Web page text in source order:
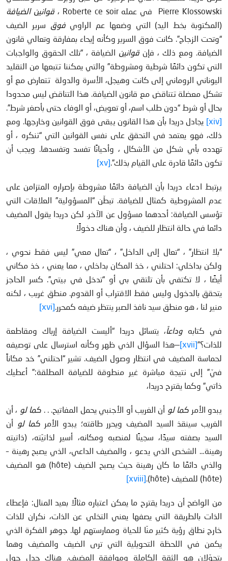
Pierre Klossowski في عمله Roberte ce soir ،
قوانين الضيافة
(المكتوبة بخط اليد) التي وضعها عم الراويفوق سرير الضيف
“وتحت الزجاج”. كانت فوق السرير وكأنه إيحاء بمفارقة وتعالي قانون
الضيافة. ومع ذلك ، فإنقوانين الضيافة ، “تلك الحقوق والواجبات
التي تكون دائمًا شرطية ومشروطة” والتي يمكننا تتبعها من التقليد
اليوناني الروماني إلى كانت وهيجل، الأسرة والدولة تتعارض مع أو
تشكل معضلة تتناقض مع قانون الضيافة. هذا التناقض ليس محدودا
بحال أو شرط “دون طلب اسم، أو تعويض، أو الوفاء حتى بأصغر شرط”.
[xiv]
يجادل دريدا بأن هذا القانون يبقى فوق القوانين وخارجها. ومع
ذلك، فهو يعتمد في التحقق على نفس القوانين التي “تنكره ، أو
تهدده بأي شكل من الأشكال ، وأحيانًا تفسد وتفسدها. ويجب أن
تكون دائمًا قادرة على القيام بذلك”.[xv]
يرتبط ادعاء دريدا بأن الضيافة دائمًا مشروطة بإصراره المتزامن على
عدم المشروطية كمثال للضيافة. تبطّن “المسؤولية” العلاقات التي
تؤسس الضيافة: أحدهما مسؤول عن الآخر. لكن دريدا يقول المضيف
دائما في حالة انتظار للضيف ، وأن هناك دخولًا
“بلا انتظار” ، “تعال إلى الداخل” ، “تعال معي” ليس فقط نحوي ،
ولكن بداخلي: احتلني ، خذ المكان بداخلي ، مما يعني ، خذ مكاني
أيضًا ، لا تكتفي بأن تلتقي بي أو “تدخل في بيتي”. كسر الحاجز
يتحقق بالدخول وليس فقط الاقتراب أو القدوم. منطق غريب ، لكنه
منير لنا ، هو منطق سيد نافذ الصبر ينتظر ضيفه كمحرر.[xvi]
في كتابه وداعاً، يتسائل دريدا “أليست الضيافة إرباك ومقاطعة
للذات؟”[xvii]
—هذا السؤال الذي ظهر وكأنه استرسال على توصيفه
لحماسة المضيف في انتظار وصول الضيف. تشير “احتلني” خد مكاناً
فيّ” إلى نتيجة مباشرة غير منطوقة للضيافة المطلقة:” أعطيك
ذاتي” وكما يقترح دريدا،
يبدو الأمر كما لو أن الغريب أو الأجنبي يحمل المفاتيح. . . كما لو ، أن
الغريب سينقذ السيد المضيف ويحرر طاقته؛ يبدو الأمر كما لو أن
السيد بصفته سيدًا، سجينًا لمنصبه ومكانه، أسير لذاتيّته، (ذاتيته
رهينة… الشخص الذي يدعو ، والمضيف الداعي، الذي يصبح رهينة –
والذي دائمًا ما كان رهينة حيث يصبح الضيف (hôte) هو المضيف
(hôte) للمضيف (hôte).
[xviii]
من الواضح أن دريدا يقترح ما يمكن اعتباره مثالًا بعيد المنال: فإعطاء
الذات بالطريقة التي يصفها يعني التخلي عن الذات، نكران للذات
خارج نطاق رؤية كثير منّا للحياة وممارستهم لها. جوهر الفكرة الذي
يكمن في اللحظة التحويلية التي ترى الضيف والمضيف وهما
يتحوّلان هو الثقة الكاملة وموافقة المضيف. هناك جدل حول